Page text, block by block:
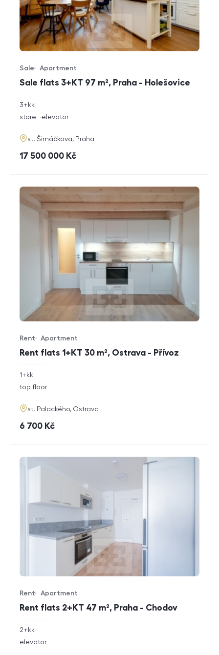
Sale flats 3+KT 97 m², Praha - Holešovice
Offer type
Sale
Property type
Apartment
rozměry
disposition
3+kk
funkce
store elevator
adresa
st. Šimáčkova, Praha
cena
17 500 000 Kč
Rent flats 1+KT 30 m², Ostrava - Přívoz
Offer type
Rent
Property type
Apartment
rozměry
disposition
1+kk
funkce
top floor
adresa
st. Palackého, Ostrava
cena
6 700 Kč
Rent flats 2+KT 47 m², Praha - Chodov
Offer type
Rent
Property type
Apartment
rozměry
2+kk
funkce
elevator